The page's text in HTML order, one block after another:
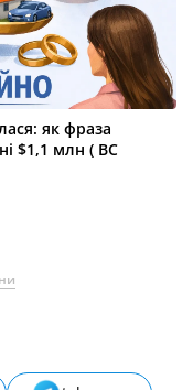
як фраза
$1,1 млн ( ВС